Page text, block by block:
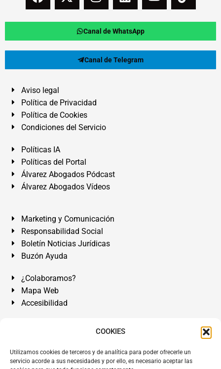
COOKIES
Utilizamos cookies de terceros y de analítica para poder ofrecerle un
servicio acorde a sus necesidades y por ello, es necesario aceptar las
Canal de WhatsApp
Canal de Telegram
Aviso legal
Política de Privacidad
Política de Cookies
Condiciones del Servicio
Políticas IA
Políticas del Portal
Álvarez Abogados Pódcast
Álvarez Abogados Vídeos
Marketing y Comunicación
Responsabilidad Social
Boletín Noticias Jurídicas
Buzón Ayuda
¿Colaboramos?
Mapa Web
Accesibilidad
Álvarez Abogados Tenerife:Calle Teobaldo Power Nº 7,
de Tenerife. Islas Canarias.